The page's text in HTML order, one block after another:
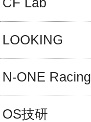
CF Lab
LOOKING
N-ONE Racing
OS技研